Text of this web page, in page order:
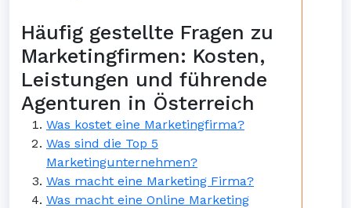
Häufig gestellte Fragen zu
Marketingfirmen: Kosten,
Leistungen und führende
Agenturen in Österreich
Was kostet eine Marketingfirma?
Was sind die Top 5
Marketingunternehmen?
Was macht eine Marketing Firma?
Was macht eine Online Marketing